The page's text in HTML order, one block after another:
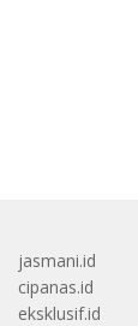
jasmani.id
cipanas.id
eksklusif.id